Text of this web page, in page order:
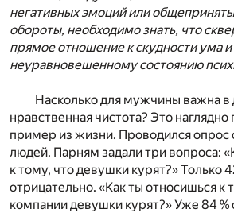
негативных эмоций или
обороты, необходимо знать, что
прямое отношение к скудности ума и
неуравновешенному состоянию
Насколько для мужчины важна в
нравственная чистота? Это наглядно
пример из жизни. Проводился
людей. Парням задали три вопроса:
к тому, что девушки курят?» Только
отрицательно. «Как ты относишься к
компании девушки курят?» Уже 84 %